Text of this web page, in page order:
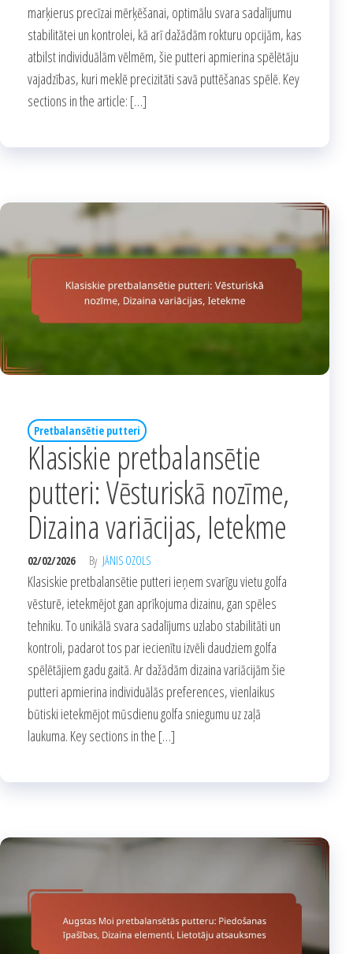
marķierus precīzai mērķēšanai, optimālu svara sadalījumu
stabilitātei un kontrolei, kā arī dažādām rokturu opcijām, kas
atbilst individuālām vēlmēm, šie putteri apmierina spēlētāju
vajadzības, kuri meklē precizitāti savā puttēšanas spēlē. Key
sections in the article: […]
Pretbalansētie putteri
Klasiskie pretbalansētie
putteri: Vēsturiskā nozīme,
Dizaina variācijas, Ietekme
02/02/2026 By JĀNIS OZOLS
Klasiskie pretbalansētie putteri ieņem svarīgu vietu golfa
vēsturē, ietekmējot gan aprīkojuma dizainu, gan spēles
tehniku. To unikālā svara sadalījums uzlabo stabilitāti un
kontroli, padarot tos par iecienītu izvēli daudziem golfa
spēlētājiem gadu gaitā. Ar dažādām dizaina variācijām šie
putteri apmierina individuālās preferences, vienlaikus
būtiski ietekmējot mūsdienu golfa sniegumu uz zaļā
laukuma. Key sections in the […]